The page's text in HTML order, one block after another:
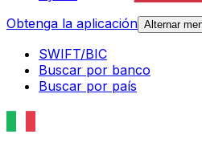
Obtenga la aplicación Alternar
SWIFT/BIC
Buscar por banco
Buscar por país